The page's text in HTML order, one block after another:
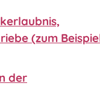
(zum
der